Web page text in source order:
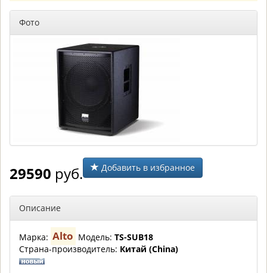
Фото
29590 руб. Добавить в избранное
Описание
Марка: Alto Модель: TS-SUB18
Страна-производитель: Китай (China)